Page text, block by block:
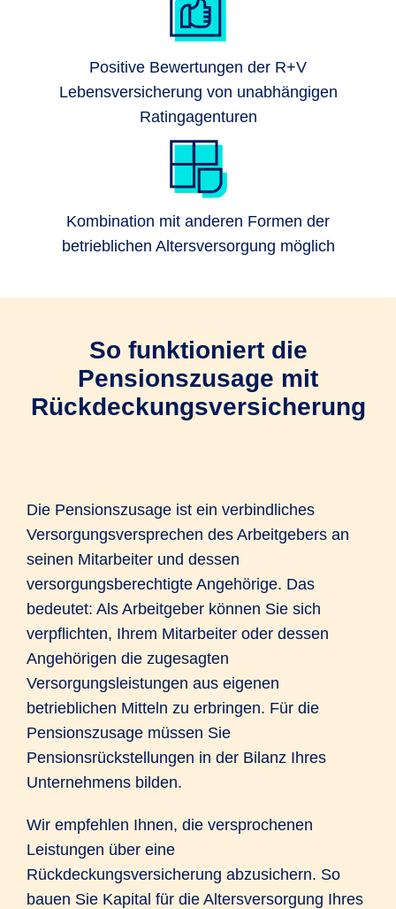
Positive Bewertungen der R+V
Lebensversicherung von unabhängigen
Ratingagenturen
Kombination mit anderen Formen der
betrieblichen Altersversorgung möglich
So funktioniert die
Pensionszusage mit
Rückdeckungsversicherung
Die Pensionszusage ist ein verbindliches
Versorgungsversprechen des Arbeitgebers an
seinen Mitarbeiter und dessen
versorgungsberechtigte Angehörige. Das
bedeutet: Als Arbeitgeber können Sie sich
verpflichten, Ihrem Mitarbeiter oder dessen
Angehörigen die zugesagten
Versorgungsleistungen aus eigenen
betrieblichen Mitteln zu erbringen. Für die
Pensionszusage müssen Sie
Pensionsrückstellungen in der Bilanz Ihres
Unternehmens bilden.
Wir empfehlen Ihnen, die versprochenen
Leistungen über eine
Rückdeckungsversicherung abzusichern. So
bauen Sie Kapital für die Altersversorgung Ihres